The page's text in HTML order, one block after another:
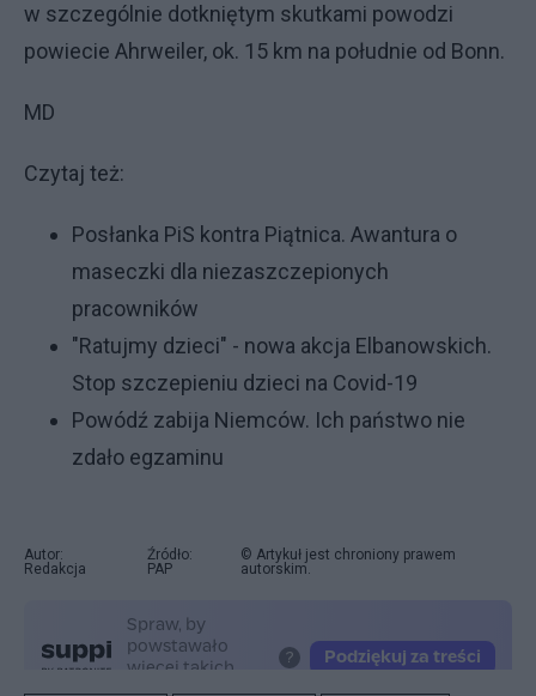
w szczególnie dotkniętym skutkami powodzi
powiecie Ahrweiler, ok. 15 km na południe od Bonn.
MD
Czytaj też:
Posłanka PiS kontra Piątnica. Awantura o
maseczki dla niezaszczepionych
pracowników
"Ratujmy dzieci" - nowa akcja Elbanowskich.
Stop szczepieniu dzieci na Covid-19
Powódź zabija Niemców. Ich państwo nie
zdało egzaminu
Autor:
Redakcja
Źródło:
PAP
© Artykuł jest chroniony prawem
autorskim.